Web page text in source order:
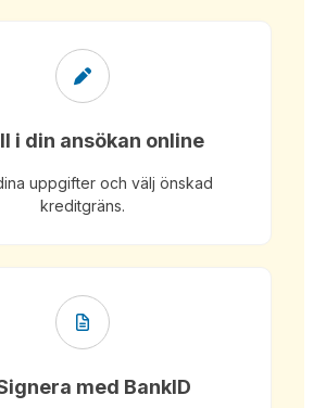
i din ansökan online
uppgifter och välj önskad
kreditgräns.
med BankID